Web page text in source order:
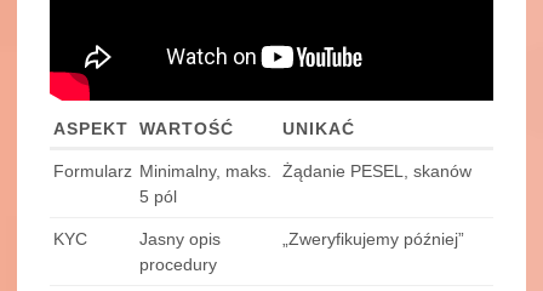
ASPEKT WARTOŚĆ UNIKAĆ
Formularz Minimalny, maks.
5 pól
Żądanie PESEL, skanów
KYC
Jasny opis
procedury
„Zweryfikujemy później”